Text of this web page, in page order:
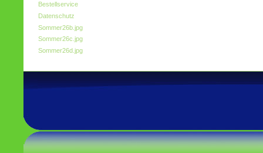
Bestellservice
Datenschutz
Sommer26b.jpg
Sommer26c.jpg
Sommer26d.jpg